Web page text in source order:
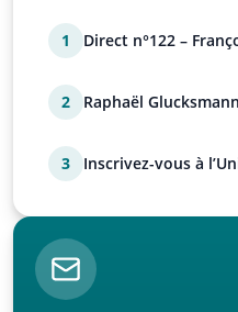
1
Direct n°122 –
2
Raphaël
3
Inscrivez-vous à